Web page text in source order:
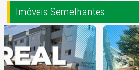
possibilidade de transformar esse
Imóveis Semelhantes